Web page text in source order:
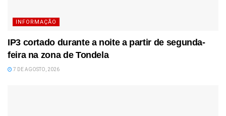
INFORMAÇÃO
IP3 cortado durante a noite a partir de segunda-
feira na zona de Tondela
7 DE AGOSTO, 2026